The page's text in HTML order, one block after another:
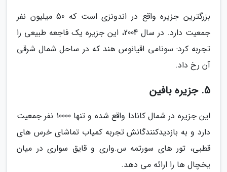
بزرگترین جزیره واقع در اندونزی است که 50 میلیون نفر
جمعیت دارد. در سال 2004، این جزیره یک فاجعه طبیعی را
تجربه کرد: سونامی اقیانوس هند که در ساحل شمال شرقی
آن رخ داد.
5. جزیره بافین
این جزیره در شمال کانادا واقع شده و تنها 10000 نفر جمعیت
دارد و به بازدیدکنندگانش تجربه کمیاب تماشای خرس های
قطبی، تور های سورتمه س.واری و قایق سواری در میان
یخچال ها را ارائه می دهد.